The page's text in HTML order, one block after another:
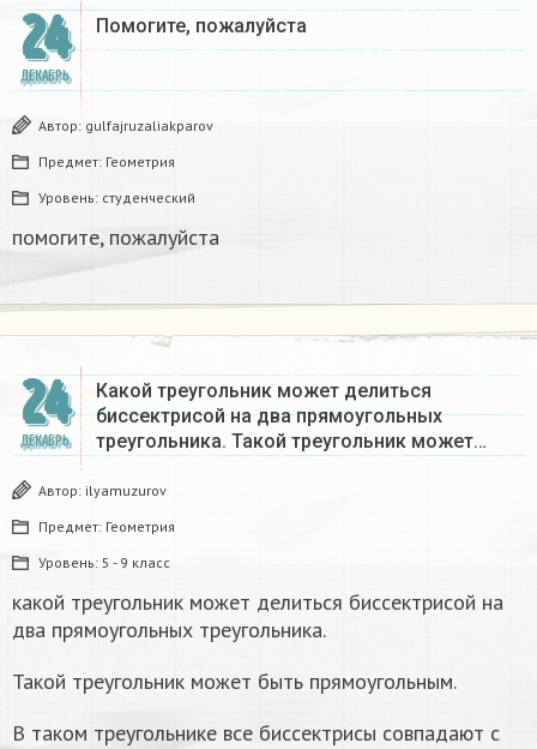
24
ДЕКАБРЬ
Помогите, пожалуйста ​
Автор: gulfajruzaliakparov
Предмет: Геометрия
Уровень: студенческий
помогите, пожалуйста ​
24
ДЕКАБРЬ
Какой треугольник может делиться
биссектрисой на два прямоугольных
треугольника. Такой треугольник может…
Автор: ilyamuzurov
Предмет: Геометрия
Уровень: 5 - 9 класс
какой треугольник может делиться биссектрисой на
два прямоугольных треугольника.
Такой треугольник может быть прямоугольным.
В таком треугольнике все биссектрисы совпадают с